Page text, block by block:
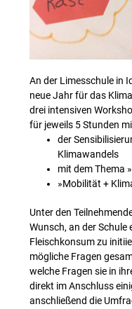
An der Limesschule in
neue Jahr für das
drei intensiven
für jeweils 5 Stunden
der
Klimawandels
mit dem Thema
»Mobilität +
Unter den
Wunsch, an der Schule
Fleischkonsum zu
mögliche Fragen
welche Fragen sie in
direkt im Anschluss
anschließend die